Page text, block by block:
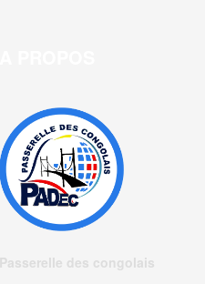
Passerelle des congolais